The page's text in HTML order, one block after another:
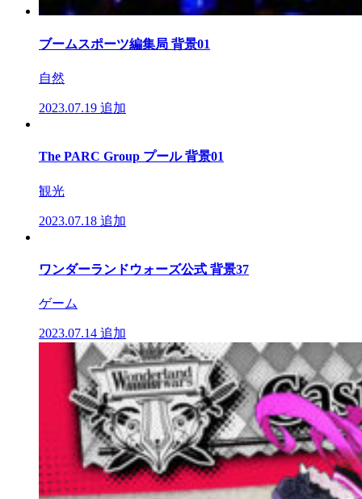
ブームスポーツ編集局 背景01
自然
2023.07.19 追加
The PARC Group プール 背景01
観光
2023.07.18 追加
ワンダーランドウォーズ公式 背景37
ゲーム
2023.07.14 追加